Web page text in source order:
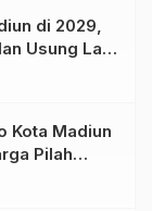
di 2029,
Usung Lagi
Kota Madiun
Pilah